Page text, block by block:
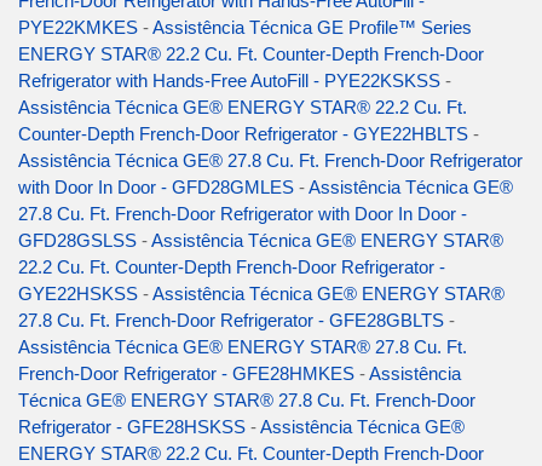
PYE22KMKES -Assistência Técnica GE Profile™ Series
ENERGY STAR® 22.2 Cu. Ft. Counter-Depth French-Door
Refrigerator with Hands-Free AutoFill - PYE22KSKSS -
Assistência Técnica GE® ENERGY STAR® 22.2 Cu. Ft.
Counter-Depth French-Door Refrigerator - GYE22HBLTS -
Assistência Técnica GE® 27.8 Cu. Ft. French-Door Refrigerator
with Door In Door - GFD28GMLES -Assistência Técnica GE®
27.8 Cu. Ft. French-Door Refrigerator with Door In Door -
GFD28GSLSS -Assistência Técnica GE® ENERGY STAR®
22.2 Cu. Ft. Counter-Depth French-Door Refrigerator -
GYE22HSKSS -Assistência Técnica GE® ENERGY STAR®
27.8 Cu. Ft. French-Door Refrigerator - GFE28GBLTS -
Assistência Técnica GE® ENERGY STAR® 27.8 Cu. Ft.
French-Door Refrigerator - GFE28HMKES -Assistência
Técnica GE® ENERGY STAR® 27.8 Cu. Ft. French-Door
Refrigerator - GFE28HSKSS -Assistência Técnica GE®
ENERGY STAR® 22.2 Cu. Ft. Counter-Depth French-Door